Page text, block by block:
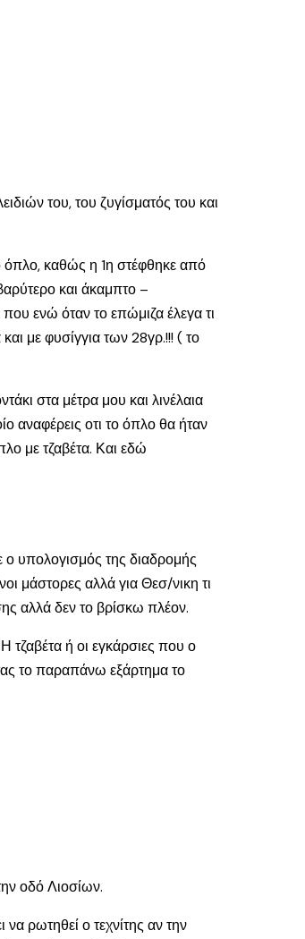
του, του ζυγίσματός του και
όπλο, καθώς η 1η στέφθηκε από
και άκαμπτο –
ενώ όταν το επώμιζα έλεγα τι
με φυσίγγια των 28γρ.!!! ( το
στα μέτρα μου και λινέλαια
αναφέρεις οτι το όπλο θα ήταν
με τζαβέτα. Και εδώ
ο υπολογισμός της διαδρομής
μάστορες αλλά για Θεσ/νικη τι
αλλά δεν το βρίσκω πλέον.
τζαβέτα ή οι εγκάρσιες που ο
το παραπάνω εξάρτημα το
οδό Λιοσίων.
να ρωτηθεί ο τεχνίτης αν την